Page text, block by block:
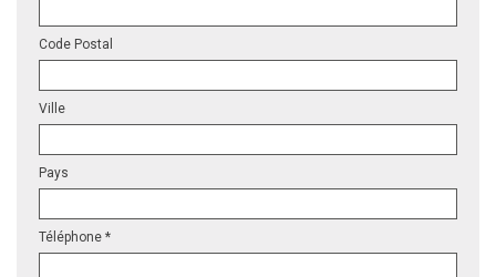
Code Postal
Ville
Pays
Téléphone *